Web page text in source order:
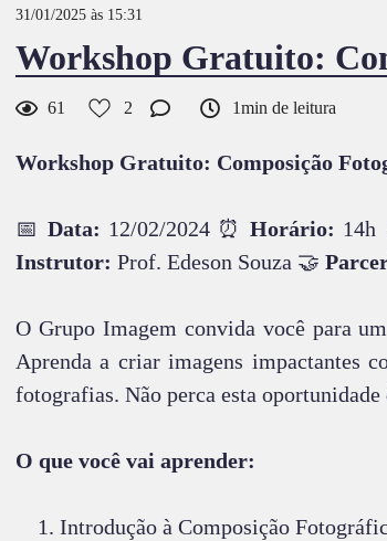
31/01/2025 às 15:31
Workshop Gratuito:
61 2 1min de leitura
Workshop Gratuito: Composição
📅Data: 12/02/2024 ⏰Horário: 14h
Instrutor: Prof. Edeson Souza 🤝
O Grupo Imagem convida você para
Aprenda a criar imagens impactantes
fotografias. Não perca esta
O que você vai aprender:
Introdução à Composição